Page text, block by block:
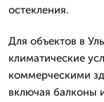
остекления.
Для объектов в
климатические
коммерческими
включая балконы